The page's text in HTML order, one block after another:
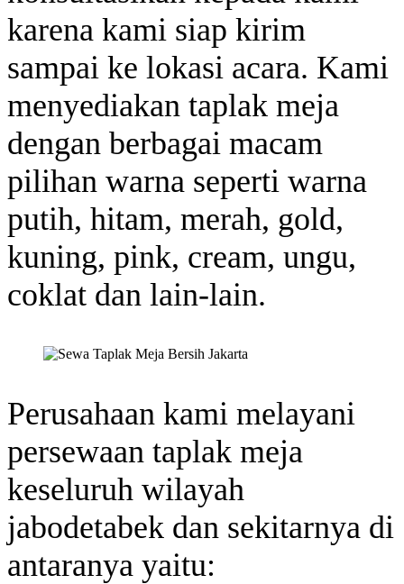
karena kami siap kirim
sampai ke lokasi acara. Kami
menyediakan taplak meja
dengan berbagai macam
pilihan warna seperti warna
putih, hitam, merah, gold,
kuning, pink, cream, ungu,
coklat dan lain-lain.
Perusahaan kami melayani
persewaan taplak meja
keseluruh wilayah
jabodetabek dan sekitarnya di
antaranya yaitu: